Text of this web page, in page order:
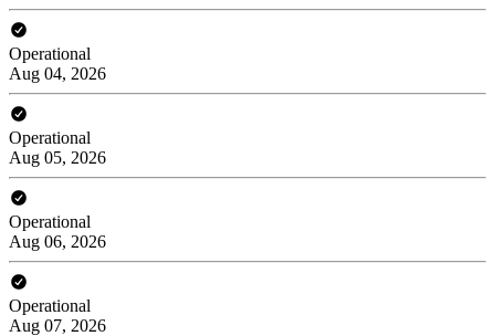
Operational
Aug 04, 2026
Operational
Aug 05, 2026
Operational
Aug 06, 2026
Operational
Aug 07, 2026